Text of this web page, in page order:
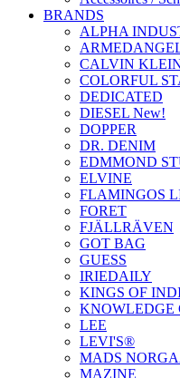
BRANDS
ALPHA
CALVIN
COLORFUL
DEDICATED
DIESEL New!
DOPPER
DR. DENIM
EDMMOND
ELVINE
FLAMINGOS
FORET
FJÄLLRÄVEN
GOT BAG
GUESS
IRIEDAILY
KINGS OF
KNOWLEDGE
LEE
LEVI'S®
MADS
MAZINE